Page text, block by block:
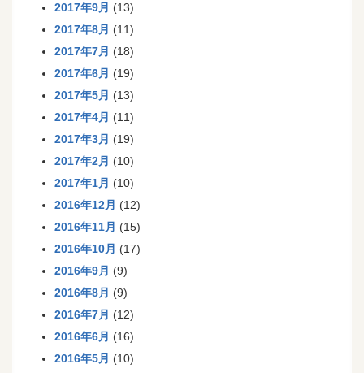
2017年9月 (13)
2017年8月 (11)
2017年7月 (18)
2017年6月 (19)
2017年5月 (13)
2017年4月 (11)
2017年3月 (19)
2017年2月 (10)
2017年1月 (10)
2016年12月 (12)
2016年11月 (15)
2016年10月 (17)
2016年9月 (9)
2016年8月 (9)
2016年7月 (12)
2016年6月 (16)
2016年5月 (10)